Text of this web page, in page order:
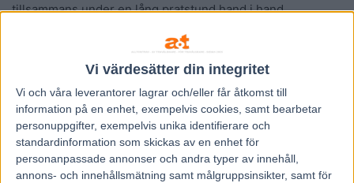
Vi värdesätter din integritet
Vi och våra leverantorer lagrar och/eller får åtkomst till
information på en enhet, exempelvis cookies, samt bearbetar
personuppgifter, exempelvis unika identifierare och
standardinformation som skickas av en enhet för
personanpassade annonser och andra typer av innehåll,
annons- och innehållsmätning samt målgruppsinsikter, samt för
tillsammans under en lång pratstund hand i hand.
Jean-Michel eftersom han inför loppet skrev över
Davidson du Pont på Nicolas träningslista.
Men att Frankrikes störste travprofil ändå var hjärnan
bakom bedriften behöver ingen tvivla på.
– Jag är väldigt stolt. Jag var inte nöjd med jobbet Nicolas
gjorde bakom hästen i Prix de Belgique, men idag körde
han det perfekta loppet. Han fick en perfekt start och det